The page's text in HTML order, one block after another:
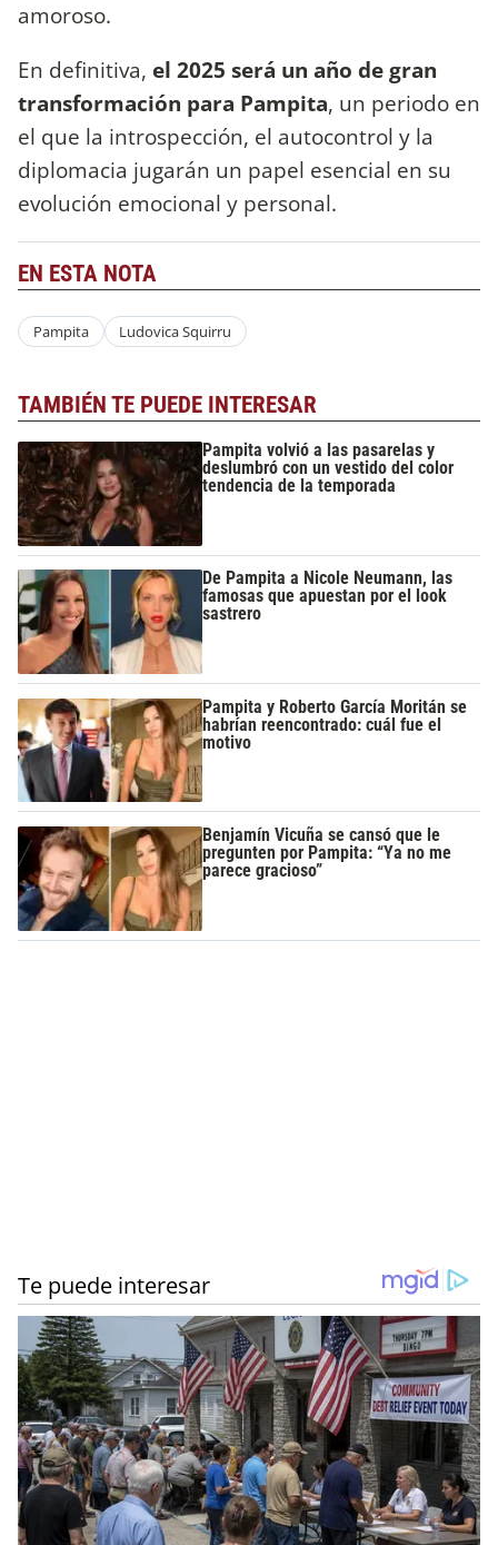
amoroso.
En definitiva, el 2025 será un año de gran
transformación para Pampita, un periodo en
el que la introspección, el autocontrol y la
diplomacia jugarán un papel esencial en su
evolución emocional y personal.
EN ESTA NOTA
Pampita Ludovica Squirru
TAMBIÉN TE PUEDE INTERESAR
Pampita volvió a las pasarelas y
deslumbró con un vestido del color
tendencia de la temporada
De Pampita a Nicole Neumann, las
famosas que apuestan por el look
sastrero
Pampita y Roberto García Moritán se
habrían reencontrado: cuál fue el
motivo
Benjamín Vicuña se cansó que le
pregunten por Pampita: “Ya no me
parece gracioso”